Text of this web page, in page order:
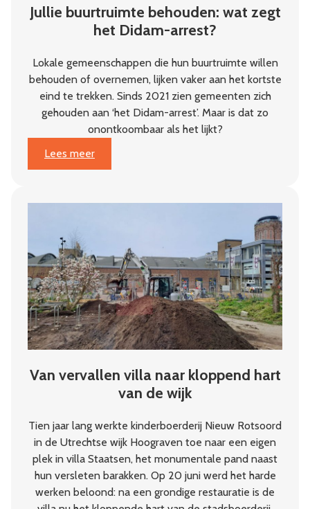
Jullie buurtruimte behouden: wat zegt
het Didam-arrest?
Lokale gemeenschappen die hun buurtruimte willen
behouden of overnemen, lijken vaker aan het kortste
eind te trekken. Sinds 2021 zien gemeenten zich
gehouden aan ‘het Didam-arrest’. Maar is dat zo
onontkoombaar als het lijkt?
Lees meer
:
Jullie
behouden:
zegt
het
Didam-
arrest?
Van vervallen villa naar kloppend hart
van de wijk
Tien jaar lang werkte kinderboerderij Nieuw Rotsoord
in de Utrechtse wijk Hoograven toe naar een eigen
plek in villa Staatsen, het monumentale pand naast
hun versleten barakken. Op 20 juni werd het harde
werken beloond: na een grondige restauratie is de